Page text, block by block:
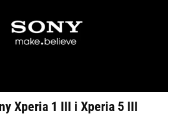
Xperia 1 III i Xperia 5 III